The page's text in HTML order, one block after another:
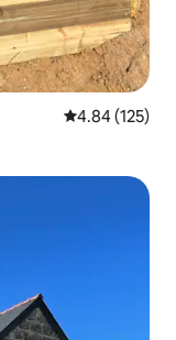
Calificación
4.84 (125)